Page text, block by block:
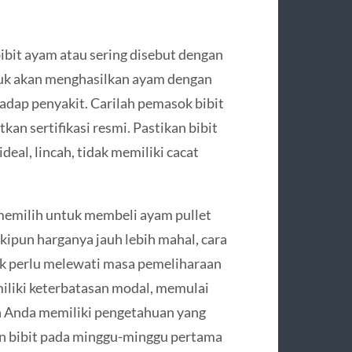
ayam atau sering disebut dengan
akan menghasilkan ayam dengan
penyakit. Carilah pemasok bibit
sertifikasi resmi. Pastikan bibit
lincah, tidak memiliki cacat
untuk membeli ayam pullet
harganya jauh lebih mahal, cara
perlu melewati masa pemeliharaan
keterbatasan modal, memulai
memiliki pengetahuan yang
bibit pada minggu-minggu pertama